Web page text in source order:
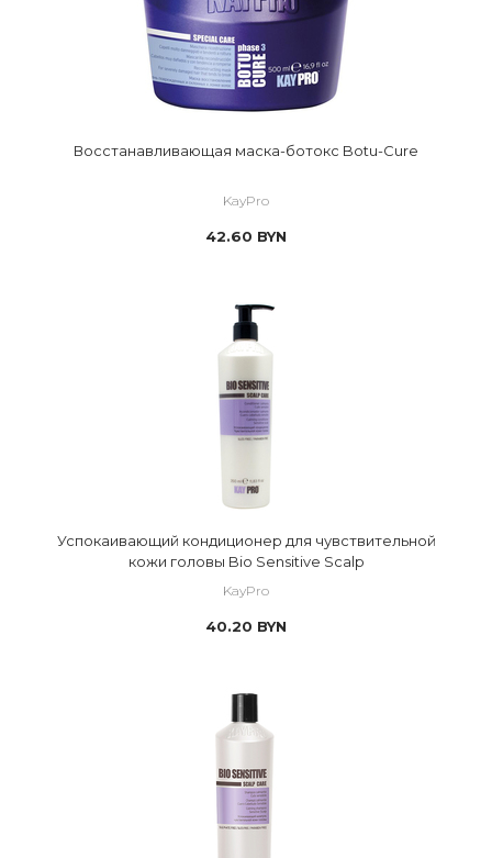
Восстанавливающая маска-ботокс Botu-Cure
KayPro
42.60 BYN
Успокаивающий кондиционер для чувствительной
кожи головы Bio Sensitive Scalp
KayPro
40.20 BYN